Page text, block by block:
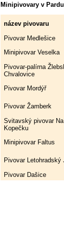
Minipivovary v
název pivovaru
Pivovar Medlešice
Minipivovar Veselka
Pivovar-palírna
Chvalovice
Pivovar Mordýř
Pivovar Žamberk
Svitavský pivovar Na
Kopečku
Minipivovar Faltus
Pivovar Letohradský
Pivovar Dašice